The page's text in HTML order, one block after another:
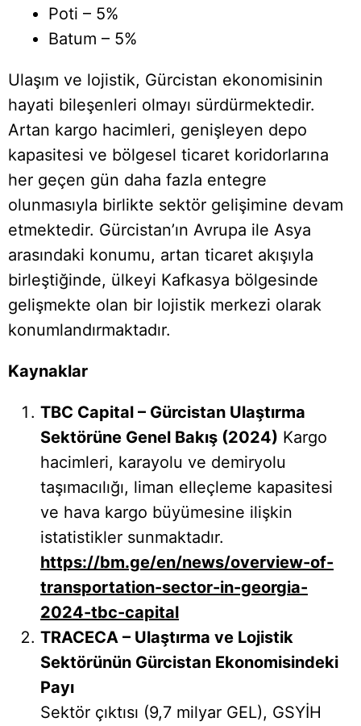
Poti – 5%
Batum – 5%
Ulaşım ve lojistik, Gürcistan ekonomisinin
hayati bileşenleri olmayı sürdürmektedir.
Artan kargo hacimleri, genişleyen depo
kapasitesi ve bölgesel ticaret koridorlarına
her geçen gün daha fazla entegre
olunmasıyla birlikte sektör gelişimine devam
etmektedir. Gürcistan’ın Avrupa ile Asya
arasındaki konumu, artan ticaret akışıyla
birleştiğinde, ülkeyi Kafkasya bölgesinde
gelişmekte olan bir lojistik merkezi olarak
konumlandırmaktadır.
Kaynaklar
TBC Capital – Gürcistan Ulaştırma
Sektörüne Genel Bakış (2024) Kargo
hacimleri, karayolu ve demiryolu
taşımacılığı, liman elleçleme kapasitesi
ve hava kargo büyümesine ilişkin
istatistikler sunmaktadır.
https://bm.ge/en/news/overview-of-
transportation-sector-in-georgia-
2024-tbc-capital
TRACECA – Ulaştırma ve Lojistik
Sektörünün Gürcistan Ekonomisindeki
Payı
Sektör çıktısı (9,7 milyar GEL), GSYİH